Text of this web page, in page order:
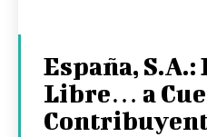
España,
Libre… a